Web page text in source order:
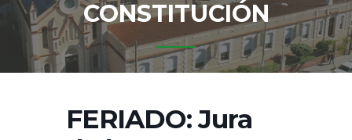
CONSTITUCIÓN
FERIADO: Jura